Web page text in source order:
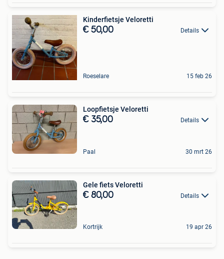
Kinderfietsje Veloretti
€ 50,00 Details
Roeselare 15 feb 26
Loopfietsje Veloretti
€ 35,00 Details
Paal 30 mrt 26
Gele fiets Veloretti
€ 80,00 Details
Kortrijk 19 apr 26